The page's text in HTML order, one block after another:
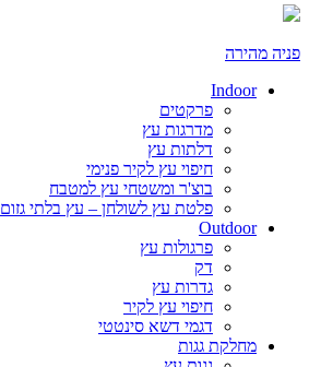
פניה מהירה
Indoor
פרקטים
מדרגות עץ
דלתות עץ
חיפוי עץ לקיר פנימי
בוצ'ר ומשטחי עץ למטבח
פלטת עץ לשולחן – עץ בלתי גזום
Outdoor
פרגולות עץ
דק
גדרות עץ
חיפוי עץ לקיר
דגמי דשא סינטטי
מחלקת גגות